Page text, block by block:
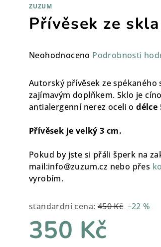
ZUZUM
Přívěsek ze
Průměrné
produktu
0,0
5
hvězdiček.
Neohodnoceno Podrobnosti
Autorský přívěsek ze spékaného
zajímavým doplňkem. Sklo je
antialergenní nerez oceli o délce
Přívěsek je velký 3 cm.
Pokud by jste si přáli šperk na
mail:info@zuzum.cz nebo přes
vyrobím.
standardní cena: 450 Kč –22 %
350 Kč